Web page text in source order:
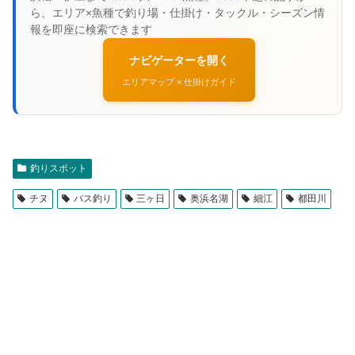
ナビゲーターを開く
エリアマップ × 仕掛けガイド
釣りスポット
チヌ バス釣り 三ヶ日 奥浜名湖 細江 都田川